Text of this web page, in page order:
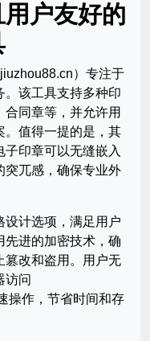
户友好的
）专注于
。该工具支持多种印
同章等，并允许用
。值得一提的是，其
子印章可以无缝嵌入
突兀感，确保专业外
设计选项，满足用户
先进的加密技术，确
篡改和盗用。用户无
访问
操作，节省时间和存